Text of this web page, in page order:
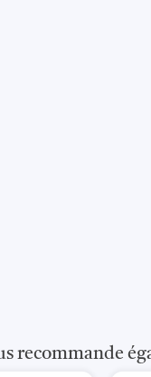
recommande